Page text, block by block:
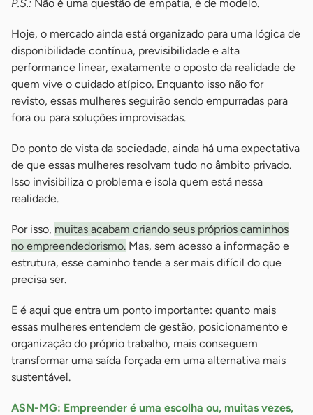
P.S.: Não é uma questão de empatia, é de modelo.
Hoje, o mercado ainda está organizado para uma lógica de
disponibilidade contínua, previsibilidade e alta
performance linear, exatamente o oposto da realidade de
quem vive o cuidado atípico. Enquanto isso não for
revisto, essas mulheres seguirão sendo empurradas para
fora ou para soluções improvisadas.
Do ponto de vista da sociedade, ainda há uma expectativa
de que essas mulheres resolvam tudo no âmbito privado.
Isso invisibiliza o problema e isola quem está nessa
realidade.
Por isso, muitas acabam criando seus próprios caminhos
no empreendedorismo. Mas, sem acesso a informação e
estrutura, esse caminho tende a ser mais difícil do que
precisa ser.
E é aqui que entra um ponto importante: quanto mais
essas mulheres entendem de gestão, posicionamento e
organização do próprio trabalho, mais conseguem
transformar uma saída forçada em uma alternativa mais
sustentável.
ASN-MG: Empreender é uma escolha ou, muitas vezes,